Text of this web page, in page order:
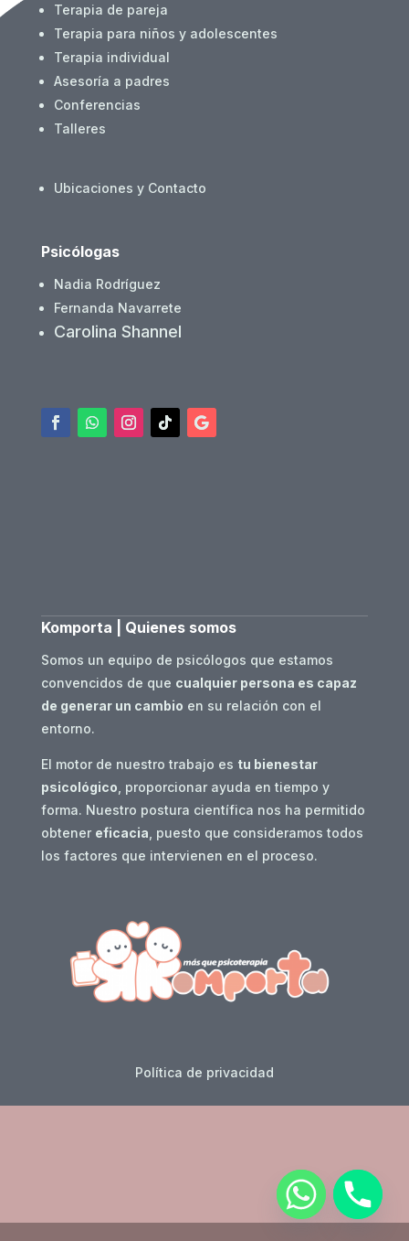
Terapia de pareja
Terapia para niños y adolescentes
Terapia individual
Asesoría a padres
Conferencias
Talleres
Ubicaciones y Contacto
Psicólogas
Nadia Rodríguez
Fernanda Navarrete
Carolina Shannel
Komporta | Quienes somos
Somos un equipo de psicólogos que estamos
convencidos de que cualquier persona es capaz
de generar un cambio en su relación con el
entorno.
El motor de nuestro trabajo es tu bienestar
psicológico , proporcionar ayuda en tiempo y
forma. Nuestro postura científica nos ha permitido
obtener eficacia , puesto que consideramos todos
los factores que intervienen en el proceso.
Política de privacidad